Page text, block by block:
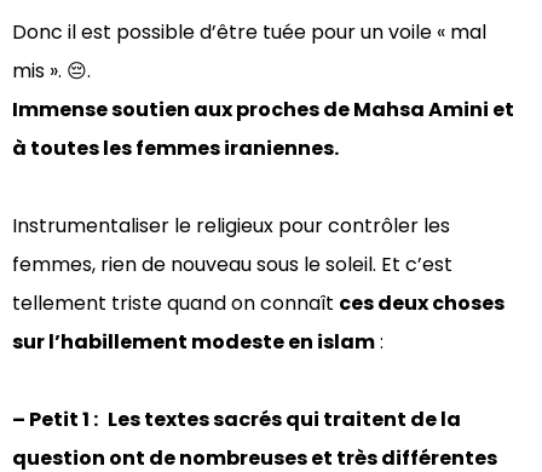
Donc il est possible d’être tuée pour un voile « mal
mis ». 😔.
Immense soutien aux proches de Mahsa Amini et
à toutes les femmes iraniennes.
Instrumentaliser le religieux pour contrôler les
femmes, rien de nouveau sous le soleil. Et c’est
tellement triste quand on connaît ces deux choses
sur l’habillement modeste en islam:
– Petit 1 : Les textes sacrés qui traitent de la
question ont de nombreuses et très différentes